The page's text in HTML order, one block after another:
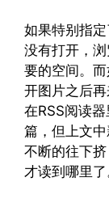
如果特别指
没有打开，
要的空间。
开图片之后
在RSS阅读
篇，但上文
不断的往下
才读到哪里了